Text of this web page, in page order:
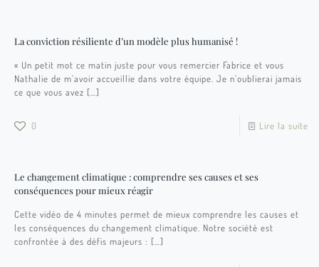
La conviction résiliente d’un modèle plus humanisé !
« Un petit mot ce matin juste pour vous remercier Fabrice et vous
Nathalie de m’avoir accueillie dans votre équipe. Je n’oublierai jamais
ce que vous avez […]
0 Lire la suite
Le changement climatique : comprendre ses causes et ses
conséquences pour mieux réagir
Cette vidéo de 4 minutes permet de mieux comprendre les causes et
les conséquences du changement climatique. Notre société est
confrontée à des défis majeurs : […]